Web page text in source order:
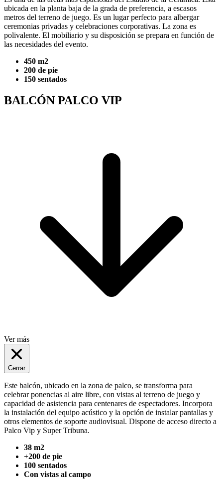
ubicada en la planta baja de la grada de preferencia, a escasos
metros del terreno de juego. Es un lugar perfecto para albergar
ceremonias privadas y celebraciones corporativas. La zona es
polivalente. El mobiliario y su disposición se prepara en función de
las necesidades del evento.
450 m2
200 de pie
150 sentados
BALCÓN PALCO VIP
Ver más
Cerrar
Este balcón, ubicado en la zona de palco, se transforma para
celebrar ponencias al aire libre, con vistas al terreno de juego y
capacidad de asistencia para centenares de espectadores. Incorpora
la instalación del equipo acústico y la opción de instalar pantallas y
otros elementos de soporte audiovisual. Dispone de acceso directo a
Palco Vip y Super Tribuna.
38 m2
+200 de pie
100 sentados
Con vistas al campo